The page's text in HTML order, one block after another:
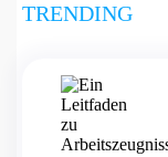
TRENDING